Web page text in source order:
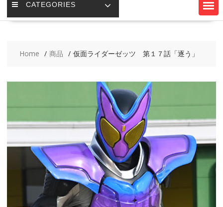
CATEGORIES
Home 商品 仮面ライダーゼッツ 第１７話「逐う」